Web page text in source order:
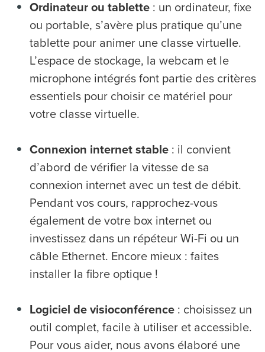
Ordinateur ou tablette : un ordinateur, fixe
ou portable, s’avère plus pratique qu’une
tablette pour animer une classe virtuelle.
L’espace de stockage, la webcam et le
microphone intégrés font partie des critères
essentiels pour choisir ce matériel pour
votre classe virtuelle.
Connexion internet stable : il convient
d’abord de vérifier la vitesse de sa
connexion internet avec un test de débit.
Pendant vos cours, rapprochez-vous
également de votre box internet ou
investissez dans un répéteur Wi-Fi ou un
câble Ethernet. Encore mieux : faites
installer la fibre optique !
Logiciel de visioconférence : choisissez un
outil complet, facile à utiliser et accessible.
Pour vous aider, nous avons élaboré une